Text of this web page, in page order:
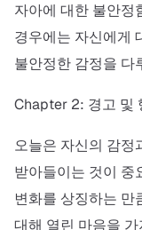
자아에 대한 불안정
경우에는 자신에게
불안정한 감정을 다
Chapter 2: 경고 및
오늘은 자신의 감정
받아들이는 것이 중
변화를 상징하는 만
대해 열린 마음을